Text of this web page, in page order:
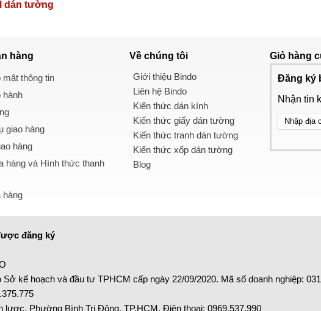
dán tường
hàng
thông tin
hành
giao hàng
hàng
hàng và Hình thức thanh
hàng
Về chúng tôi
Giới thiệu Bindo
Liên hệ Bindo
Kiến thức dán kính
Kiến thức giấy dán tường
Kiến thức tranh dán tường
Kiến thức xốp dán tường
Blog
Giỏ hàng
Đăng ký
Nhận tin
đăng ký
kế hoạch và đầu tư TPHCM cấp ngày 22/09/2020. Mã số doanh nghiệp:
Phường Bình Trị Đông, TP.HCM. Điện thoại: 0969.537.990